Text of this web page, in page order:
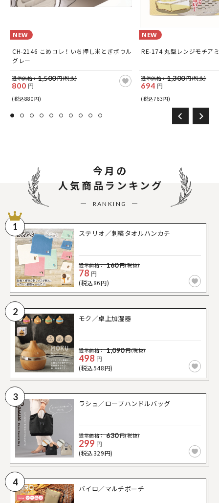
NEW
CH-2146 こめコレ！いち押し米とぎボウル
グレー
通常価格：1,500円(税抜)
800 円
(税込880円)
NEW
RE-174 丸型レンジモチア
通常価格：1,300円(税抜)
694 円
(税込763円)
今月の
人気商品ランキング
RANKING
1
ステリオ／刺繍タオルハンカチ
通常価格： 160円(税抜)
78 円
(税込86円)
2
モク／卓上加湿器
通常価格： 1,090円(税抜)
498 円
(税込548円)
3
ラシュ／ロープハンドルバッグ
通常価格： 630円(税抜)
299 円
(税込329円)
4
バイロ／マルチポーチ